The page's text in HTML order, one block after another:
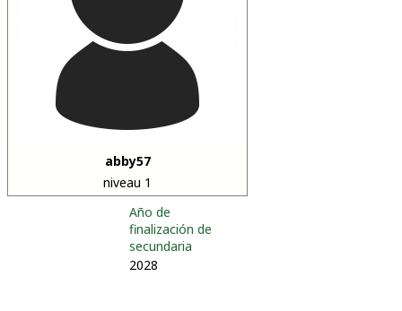
abby57
niveau 1
Año de
finalización de
secundaria
2028